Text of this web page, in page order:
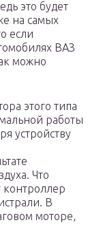
это будет
на самых
если
ВАЗ
можно
этого типа
работы
устройству
Что
контроллер
В
моторе,